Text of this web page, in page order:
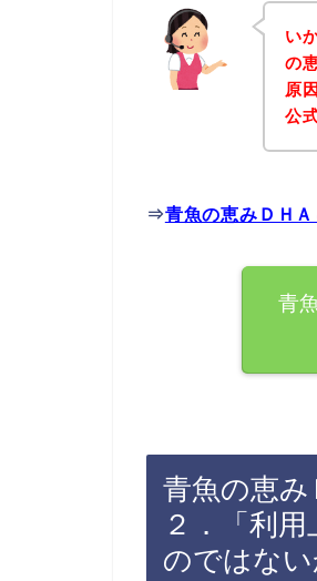
い
の
原
公
⇒青魚の恵みＤＨ
青
青魚の恵
２．「利
のではない